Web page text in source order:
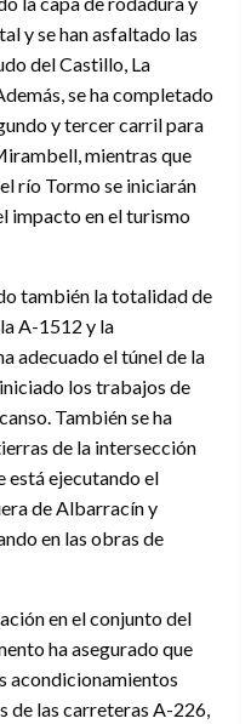
y se han asfaltado las
del Castillo, La
se ha completado
y tercer carril para
mientras que
río Tormo se iniciarán
impacto en el turismo
también la totalidad de
A-1512 y la
adecuado el túnel de la
los trabajos de
También se ha
de la intersección
está ejecutando el
de Albarracín y
en las obras de
en el conjunto del
ha asegurado que
acondicionamientos
de las carreteras A-226,